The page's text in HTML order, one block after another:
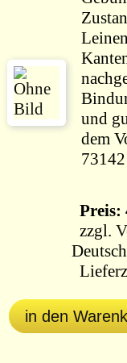
und
dem
73142
Preis:
zzgl.
in den